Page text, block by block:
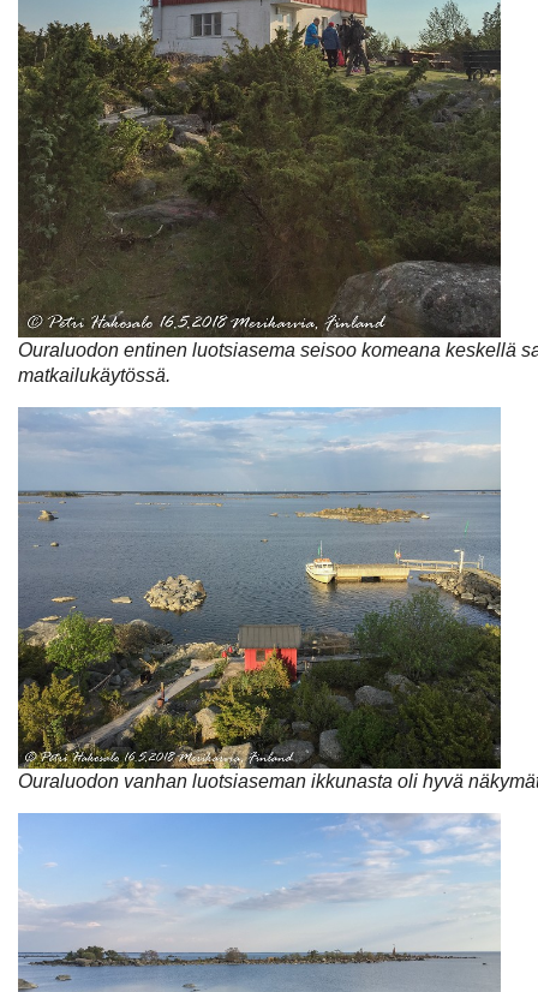
Ouraluodon entinen luotsiasema seisoo komeana keskellä
matkailukäytössä.
Ouraluodon vanhan luotsiaseman ikkunasta oli hyvä